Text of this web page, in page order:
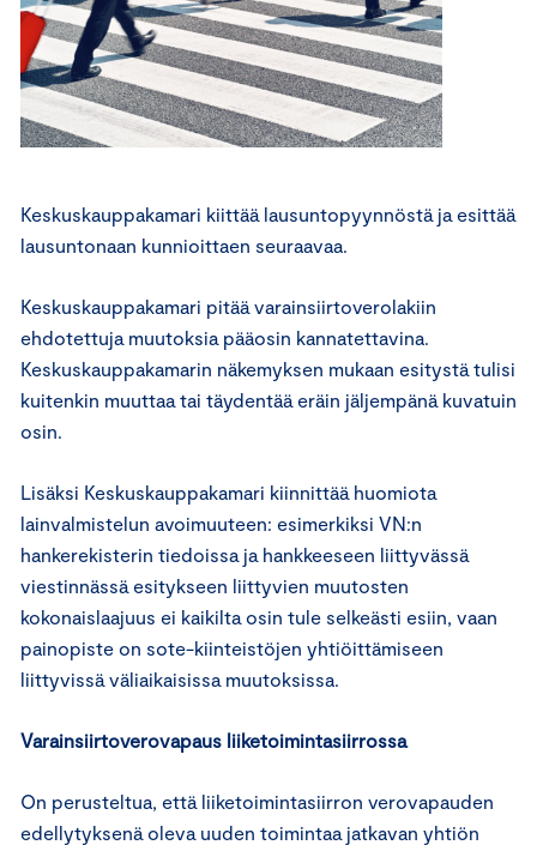
Keskuskauppakamari kiittää lausuntopyynnöstä ja esittää
lausuntonaan kunnioittaen seuraavaa.
Keskuskauppakamari pitää varainsiirtoverolakiin
ehdotettuja muutoksia pääosin kannatettavina.
Keskuskauppakamarin näkemyksen mukaan esitystä tulisi
kuitenkin muuttaa tai täydentää eräin jäljempänä kuvatuin
osin.
Lisäksi Keskuskauppakamari kiinnittää huomiota
lainvalmistelun avoimuuteen: esimerkiksi VN:n
hankerekisterin tiedoissa ja hankkeeseen liittyvässä
viestinnässä esitykseen liittyvien muutosten
kokonaislaajuus ei kaikilta osin tule selkeästi esiin, vaan
painopiste on sote-kiinteistöjen yhtiöittämiseen
liittyvissä väliaikaisissa muutoksissa.
Varainsiirtoverovapaus liiketoimintasiirrossa
On perusteltua, että liiketoimintasiirron verovapauden
edellytyksenä oleva uuden toimintaa jatkavan yhtiön